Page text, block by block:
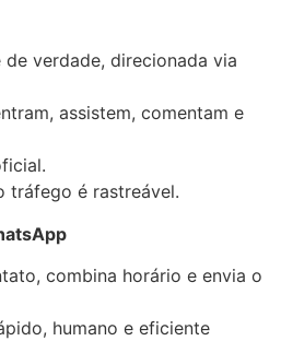
verdade, direcionada via
assistem, comentam e
tráfego é rastreável.
combina horário e envia o
humano e eficiente